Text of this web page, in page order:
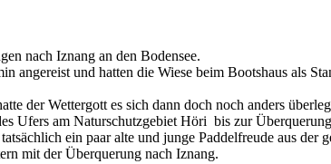
nach Iznang an den Bodensee.
angereist und hatten die Wiese beim Bootshaus als
der Wettergott es sich dann doch noch anders
Ufers am Naturschutzgebiet Höri bis zur
ein paar alte und junge Paddelfreude aus der
mit der Überquerung nach Iznang.